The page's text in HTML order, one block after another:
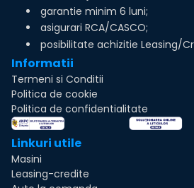
garantie minim 6 luni;
asigurari RCA/CASCO;
posibilitate achizitie Leasing/
Informatii
Termeni si Conditii
Politica de cookie
Politica de confidentialitate
Linkuri utile
Masini
Leasing-credite